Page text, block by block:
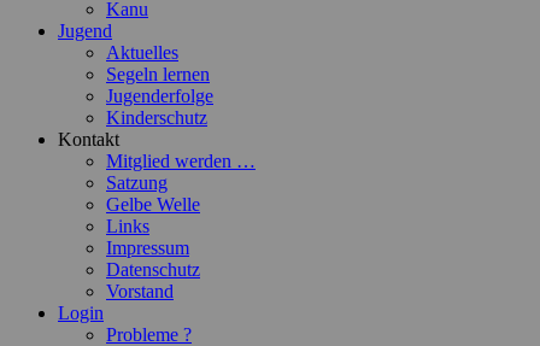
Kanu
Jugend
Aktuelles
Segeln lernen
Jugenderfolge
Kinderschutz
Kontakt
Mitglied werden …
Satzung
Gelbe Welle
Links
Impressum
Datenschutz
Vorstand
Login
Probleme ?